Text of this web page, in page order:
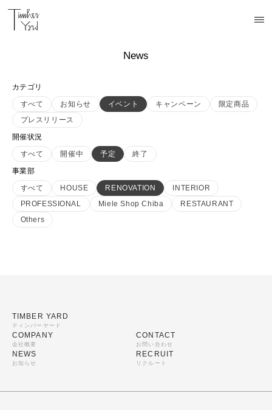
News
カテゴリ
すべて
お知らせ イベント キャンペーン
限定商品
プレスリリース
開催状況
すべて
開催中 予定
終了
事業部
すべて
HOUSE RENOVATION
INTERIOR
PROFESSIONAL
Miele Shop Chiba
RESTAURANT
Others
TIMBER YARD
ティンバーヤード
COMPANY
会社概要
NEWS
お知らせ
CONTACT
お問い合わせ
RECRUIT
リクルート